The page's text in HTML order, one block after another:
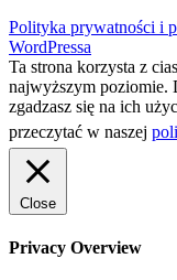
Polityka prywatności i
WordPressa
Ta strona korzysta z
najwyższym poziomie.
zgadzasz się na ich
przeczytać w naszej
Close
Privacy Overview